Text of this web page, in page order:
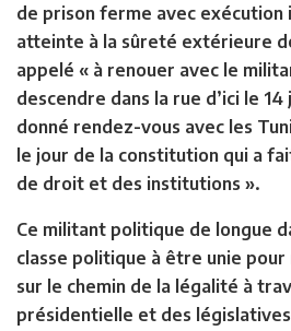
de prison ferme avec exécution
atteinte à la sûreté extérieure
appelé « à renouer avec le
descendre dans la rue d’ici le 14
donné rendez-vous avec les
le jour de la constitution qui a
de droit et des institutions ».
Ce militant politique de longue
classe politique à être unie
sur le chemin de la légalité à
présidentielle et des